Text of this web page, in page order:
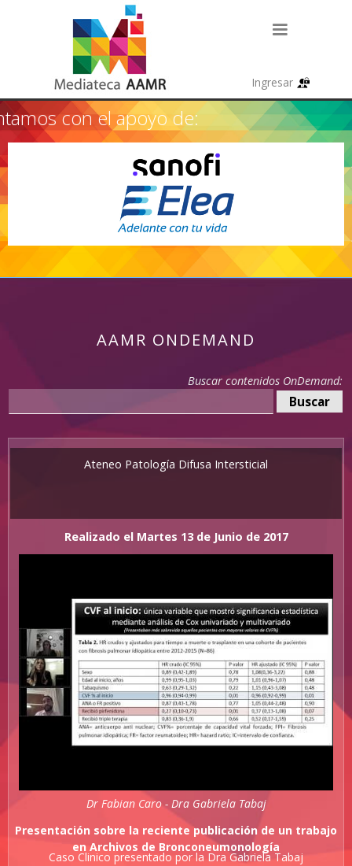
con el apoyo de:
AAMR ONDEMAND
Buscar contenidos OnDemand:
Ateneo Patología Difusa Intersticial
Realizado el Martes 13 de Junio de 2017
Dr Fabian Caro - Dra Gabriela Tabaj
Presentación sobre la reciente publicación de un trabajo
en Archivos de Bronconeumonología
Caso Clinico presentado por la Dra Gabriela Tabaj